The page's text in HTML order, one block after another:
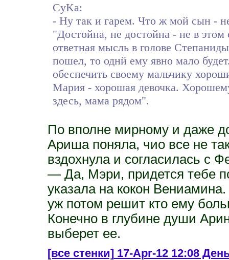
CyKa:
- Ну так и гарем. Что ж мой сын -
"Достойна, не достойна - не в
ответная мысль в голове
пошел, то однй ему явно мало
обеспечить своему мальчику
Мария - хорошая девочка.
здесь, мама рядом".
По вполне мирному и даже
Ариша поняла, чио все не
вздохнула и согласилась с
— Да, Мэри, придется тебе
указала на кокон
уж потом решит кто ему
Конечно в глубине души
выберет ее.
[все стенки]17-Apr-12 12:08